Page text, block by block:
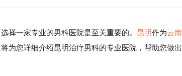
择一家专业的男科医院是至关重要的。 昆明作为云南
为您详细介绍昆明治疗男科的专业医院，帮助您做出